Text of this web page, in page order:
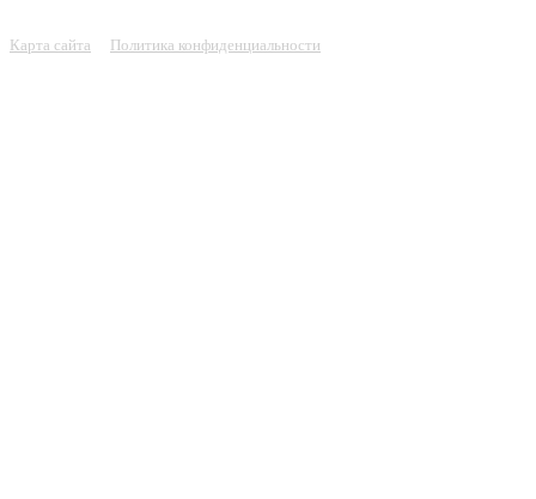
Карта сайта Политика конфиденциальности